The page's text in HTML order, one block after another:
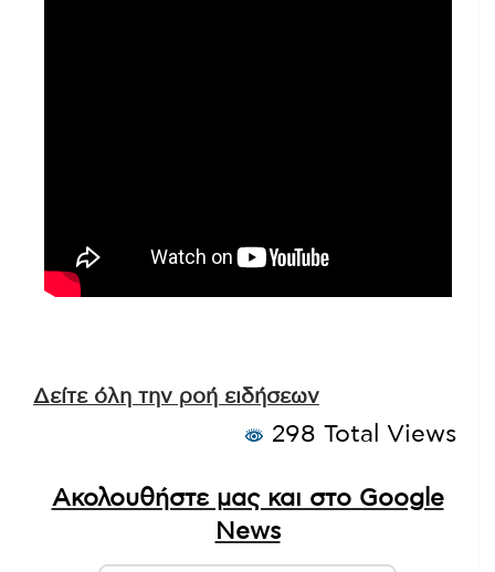
Δείτε όλη την ροή ειδήσεων
298 Total Views
Ακολουθήστε μας και στο Google
News